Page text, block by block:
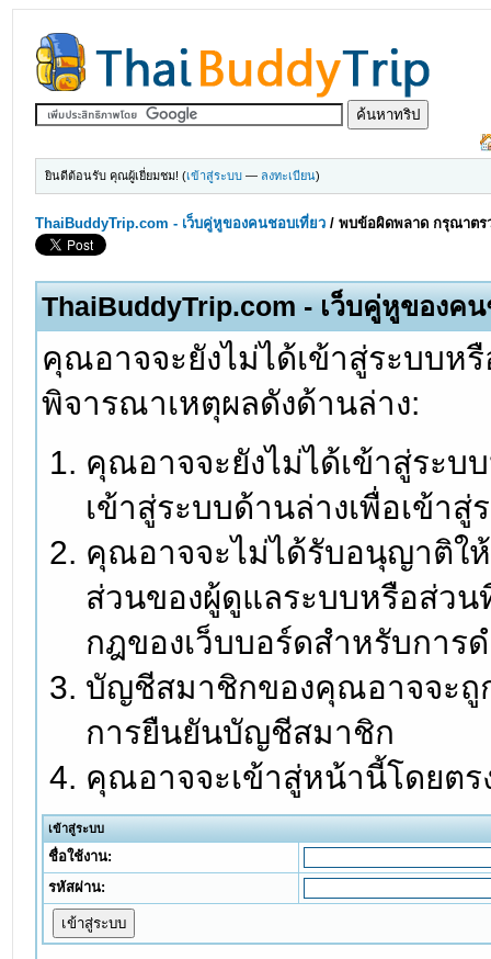
ยินดีต้อนรับ คุณผู้เยี่ยมชม! (เข้าสู่ระบบ — ลงทะเบียน)
ThaiBuddyTrip.com - เว็บคู่หูของคนชอบเที่ยว /พบข้อผิดพลาด กรุณาตร
ThaiBuddyTrip.com - เว็บคู่หูของค
คุณอาจจะยังไม่ได้เข้าสู่ระบบ
พิจารณาเหตุผลดังด้านล่าง:
คุณอาจจะยังไม่ได้เข้าสู่ระบ
เข้าสู่ระบบด้านล่างเพื่อเข้า
คุณอาจจะไม่ได้รับอนุญาติใ
ส่วนของผู้ดูแลระบบหรือส่ว
กฎของเว็บบอร์ดสำหรับการ
บัญชีสมาชิกของคุณอาจจะถู
การยืนยันบัญชีสมาชิก
คุณอาจจะเข้าสู่หน้านี้โดยต
เข้าสู่ระบบ
ชื่อใช้งาน:
รหัสผ่าน: